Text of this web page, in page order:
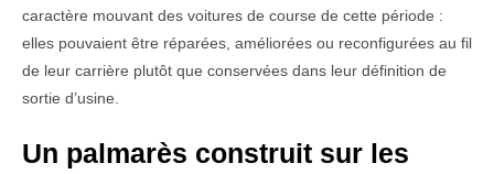
caractère mouvant des voitures de course de cette période :
elles pouvaient être réparées, améliorées ou reconfigurées au fil
de leur carrière plutôt que conservées dans leur définition de
sortie d’usine.
Un palmarès construit sur les